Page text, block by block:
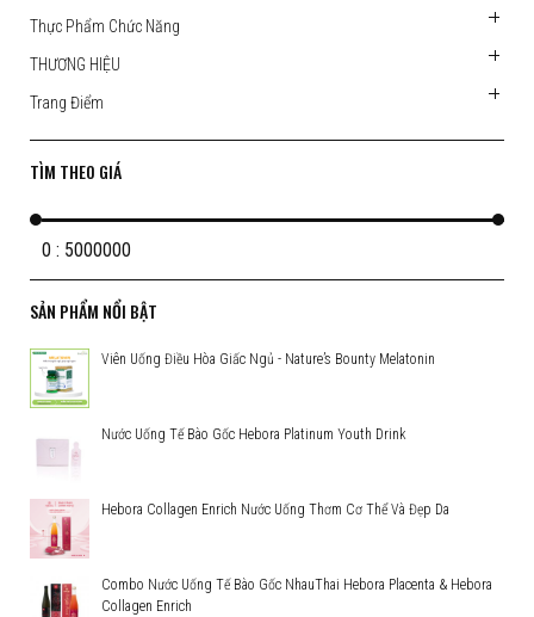
Thực Phẩm Chức Năng
THƯƠNG HIỆU
Trang Điểm
TÌM THEO GIÁ
0 : 5000000
SẢN PHẨM NỔI BẬT
Viên Uống Điều Hòa Giấc Ngủ - Nature’s Bounty Melatonin
Nước Uống Tế Bào Gốc Hebora Platinum Youth Drink
Hebora Collagen Enrich Nước Uống Thơm Cơ Thể Và Đẹp Da
Combo Nước Uống Tế Bào Gốc NhauThai Hebora Placenta & Hebora
Collagen Enrich